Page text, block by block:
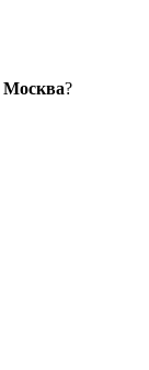
Москва?